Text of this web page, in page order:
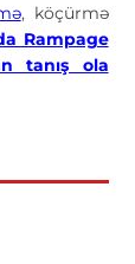
, köçürmə
Rampage
tanış ola